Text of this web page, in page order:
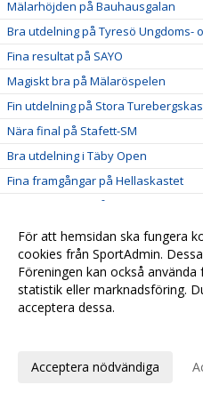
Mälarhöjden på Bauhausgalan
Bra utdelning på Tyresö Ungdoms-
Fina resultat på SAYO
Magiskt bra på Mälaröspelen
Fin utdelning på Stora
Nära final på Stafett-SM
Bra utdelning i Täby Open
Fina framgångar på Hellaskastet
Starka insatser på
Löpgruppen är igång!
Iris och Olle tog sista chansen att
Snabbhet och explosivitet med
Nu startar vi Löpgruppen
Seger till Stockholm i
För att hemsidan ska fungera
cookies från SportAdmin.
Föreningen kan också
statistik eller marknadsföring.
acceptera dessa.
Acceptera nödvändiga